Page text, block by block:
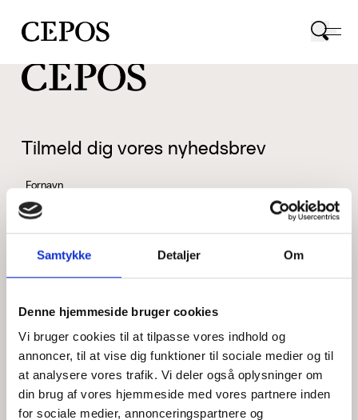
Samtykke Detaljer Om
Denne hjemmeside bruger cookies
Vi bruger cookies til at tilpasse vores indhold og
annoncer, til at vise dig funktioner til sociale medier og til
at analysere vores trafik. Vi deler også oplysninger om
din brug af vores hjemmeside med vores partnere inden
for sociale medier, annonceringspartnere og
CEPOS logo
Tilmeld dig vores nyhedsbrev
Fornavn
Efternavn